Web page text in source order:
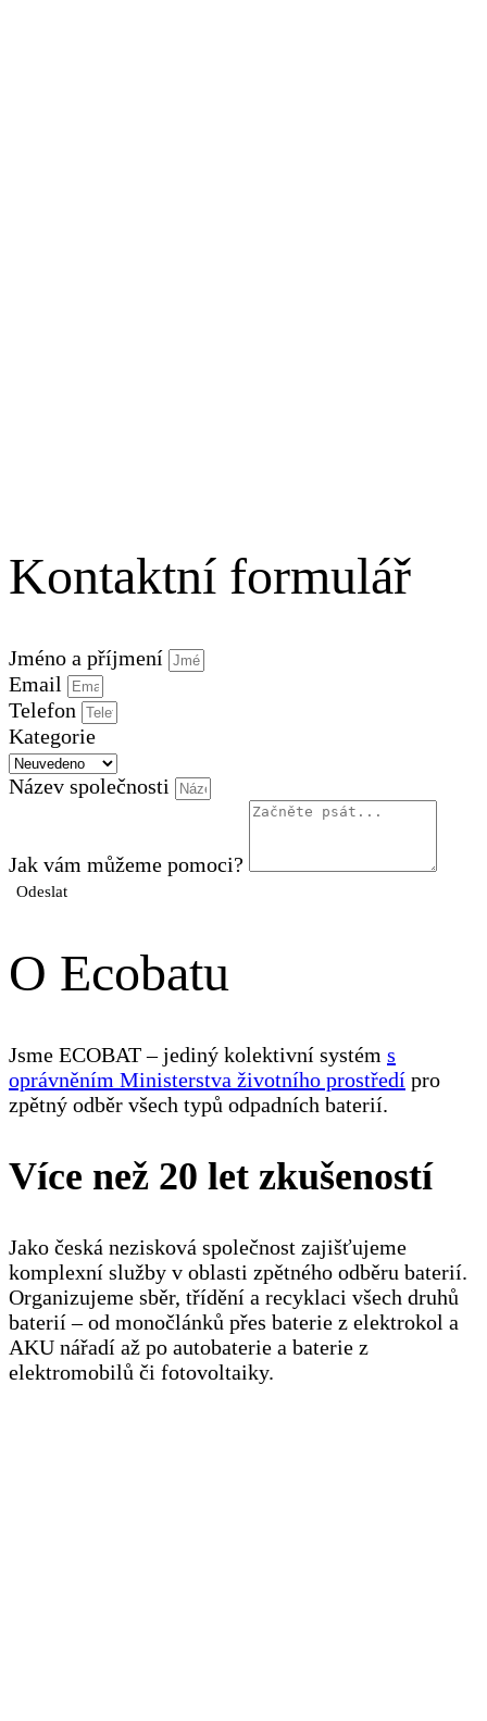
Kontaktní formulář
Jméno a příjmení
Email
Telefon
Kategorie
Název společnosti
Jak vám můžeme pomoci?
Odeslat
O Ecobatu
Jsme ECOBAT – jediný kolektivní systém s
oprávněním Ministerstva životního prostředí pro
zpětný odběr všech typů odpadních baterií.
Více než 20 let zkušeností
Jako česká nezisková společnost zajišťujeme
komplexní služby v oblasti zpětného odběru baterií.
Organizujeme sběr, třídění a recyklaci všech druhů
baterií – od monočlánků přes baterie z elektrokol a
AKU nářadí až po autobaterie a baterie z
elektromobilů či fotovoltaiky.